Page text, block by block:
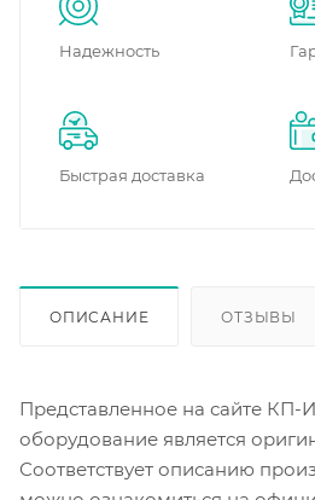
Надежность
Быстрая доставка
ОПИСАНИЕ ОТЗЫВЫ
Представленное на сайте
оборудование является
Соответствует описанию